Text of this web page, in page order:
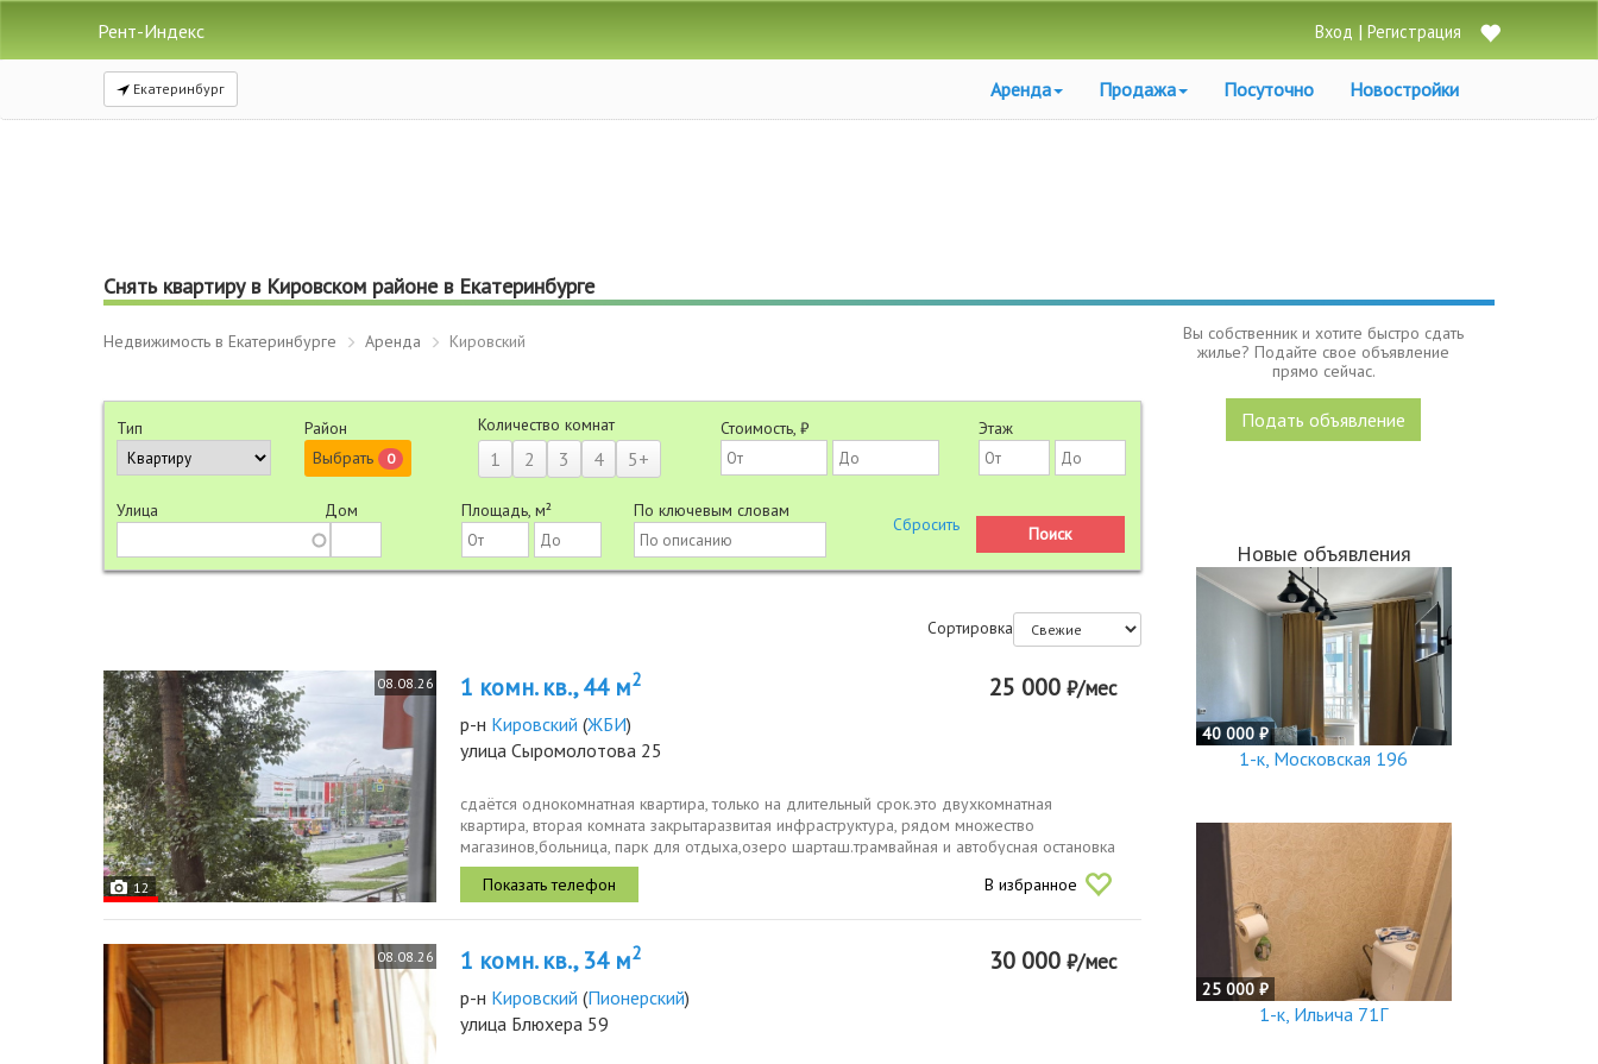
Рент-Индекс Вход | Регистрация
Екатеринбург Аренда Продажа Посуточно Новостройки
Снять квартиру в Кировском районе в Екатеринбурге
Недвижимость в Екатеринбурге Аренда Кировский
Тип
Район
Выбрать
0
Количество комнат
1 2 3 4 5+
Стоимость, ₽ Этаж
Улица Дом Площадь, м² По ключевым словам
Сортировка
08.08.26
12
1 комн. кв., 44 м2 25 000 ₽/мес
р-н Кировский (ЖБИ)
улица Сыромолотова 25
сдаётся однокомнатная квартира, только на длительный срок.это двухкомнатная
квартира, вторая комната закрытаразвитая инфраструктура, рядом множество
магазинов,больница, парк для отдыха,озеро шарташ.трамвайная и автобусная остановка
в 2 минутах.без...
В избранное
08.08.26 1 комн. кв., 34 м2 30 000 ₽/мес
р-н Кировский (Пионерский)
улица Блюхера 59
Вы собственник и хотите быстро сдать
жилье? Подайте свое объявление
прямо сейчас.
Подать объявление
Новые объявления
40 000 ₽
1-к, Московская 196
25 000 ₽
1-к, Ильича 71Г